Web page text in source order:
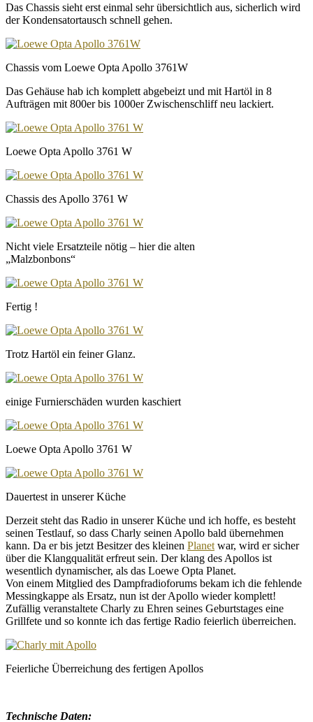
Das Chassis sieht erst einmal sehr übersichtlich aus, sicherlich wird
der Kondensatortausch schnell gehen.
Chassis vom Loewe Opta Apollo 3761W
Das Gehäuse hab ich komplett abgebeizt und mit Hartöl in 8
Aufträgen mit 800er bis 1000er Zwischenschliff neu lackiert.
Loewe Opta Apollo 3761 W
Chassis des Apollo 3761 W
Nicht viele Ersatzteile nötig – hier die alten
„Malzbonbons“
Fertig !
Trotz Hartöl ein feiner Glanz.
einige Furnierschäden wurden kaschiert
Loewe Opta Apollo 3761 W
Dauertest in unserer Küche
Derzeit steht das Radio in unserer Küche und ich hoffe, es besteht
seinen Testlauf, so dass Charly seinen Apollo bald übernehmen
kann. Da er bis jetzt Besitzer des kleinen Planet war, wird er sicher
über die Klangqualität erfreut sein. Der klang des Apollos ist
wesentlich dynamischer, als das Loewe Opta Planet.
Von einem Mitglied des Dampfradioforums bekam ich die fehlende
Messingkappe als Ersatz, nun ist der Apollo wieder komplett!
Zufällig veranstaltete Charly zu Ehren seines Geburtstages eine
Grillfete und so konnte ich das fertige Radio feierlich überreichen.
Feierliche Überreichung des fertigen Apollos
Technische Daten: